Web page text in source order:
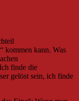
kommen kann. Was
finde die
gelöst sein, ich finde